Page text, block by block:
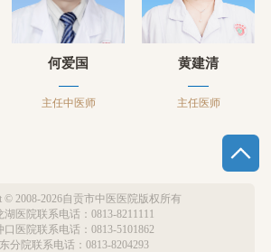
何爱国
主任中医师
黄建清
主任医师
© 2008-2026自贡市中医医院版权所有
湖医院联系电话：0813-8211111
口医院联系电话：0813-5101862
分院联系电话：0813-8204293